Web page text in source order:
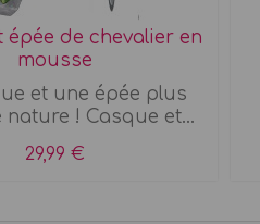
épée de chevalier en
mousse
et une épée plus
! Casque et...
29,99 €